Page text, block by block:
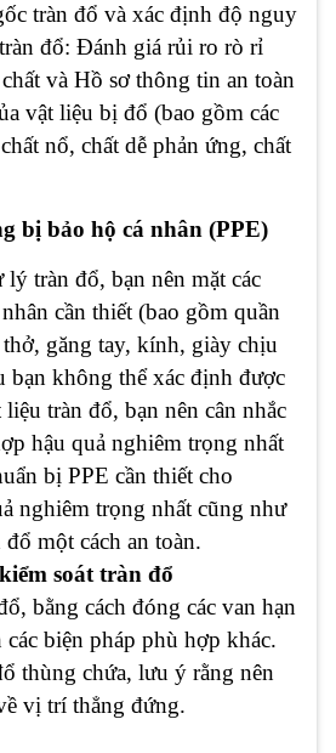
tràn đổ và xác định độ nguy
đổ: Đánh giá rủi ro rò rỉ
và Hồ sơ thông tin an toàn
vật liệu bị đổ (bao gồm các
nổ, chất dễ phản ứng, chất
bị bảo hộ cá nhân (PPE)
tràn đổ, bạn nên mặt các
cần thiết (bao gồm quần
găng tay, kính, giày chịu
bạn không thể xác định được
tràn đổ, bạn nên cân nhắc
hậu quả nghiêm trọng nhất
bị PPE cần thiết cho
nghiêm trọng nhất cũng như
một cách an toàn.
soát tràn đổ
bằng cách đóng các van hạn
các biện pháp phù hợp khác.
thùng chứa, lưu ý rằng nên
vị trí thẳng đứng.